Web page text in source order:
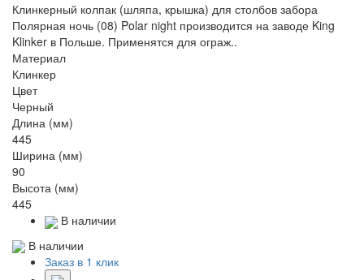
Клинкерный колпак (шляпа, крышка) для столбов забора
Полярная ночь (08) Polar night производится на заводе King
Klinker в Польше. Применятся для ограж..
Материал
Клинкер
Цвет
Черный
Длина (мм)
445
Ширина (мм)
90
Высота (мм)
445
В наличии
В наличии
Заказ в 1 клик